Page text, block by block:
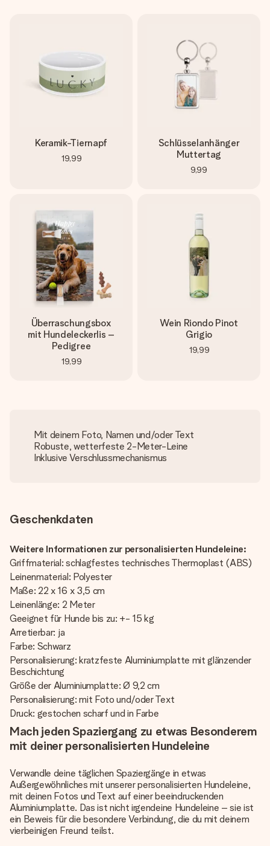
Keramik-Tiernapf
19,99
Schlüsselanhänger
Muttertag
9,99
Überraschungsbox
mit Hundeleckerlis –
Pedigree
19,99
Wein Riondo Pinot
Grigio
19,99
Mit deinem Foto, Namen und/oder Text
Robuste, wetterfeste 2-Meter-Leine
Inklusive Verschlussmechanismus
Geschenkdaten
Weitere Informationen zur personalisierten Hundeleine:
Griffmaterial: schlagfestes technisches Thermoplast (ABS)
Leinenmaterial: Polyester
Maße: 22 x 16 x 3,5 cm
Leinenlänge: 2 Meter
Geeignet für Hunde bis zu: +- 15 kg
Arretierbar: ja
Farbe: Schwarz
Personalisierung: kratzfeste Aluminiumplatte mit glänzender
Beschichtung
Größe der Aluminiumplatte: Ø 9,2 cm
Personalisierung: mit Foto und/oder Text
Druck: gestochen scharf und in Farbe
Mach jeden Spaziergang zu etwas Besonderem
mit deiner personalisierten Hundeleine
Verwandle deine täglichen Spaziergänge in etwas
Außergewöhnliches mit unserer personalisierten Hundeleine,
mit deinen Fotos und Text auf einer beeindruckenden
Aluminiumplatte. Das ist nicht irgendeine Hundeleine – sie ist
ein Beweis für die besondere Verbindung, die du mit deinem
vierbeinigen Freund teilst.